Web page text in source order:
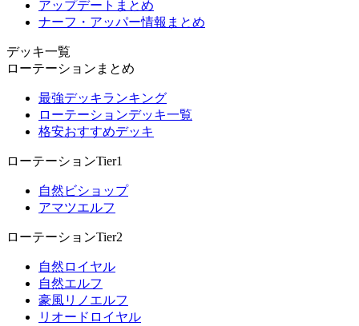
アップデートまとめ
ナーフ・アッパー情報まとめ
デッキ一覧
ローテーションまとめ
最強デッキランキング
ローテーションデッキ一覧
格安おすすめデッキ
ローテーションTier1
自然ビショップ
アマツエルフ
ローテーションTier2
自然ロイヤル
自然エルフ
豪風リノエルフ
リオードロイヤル